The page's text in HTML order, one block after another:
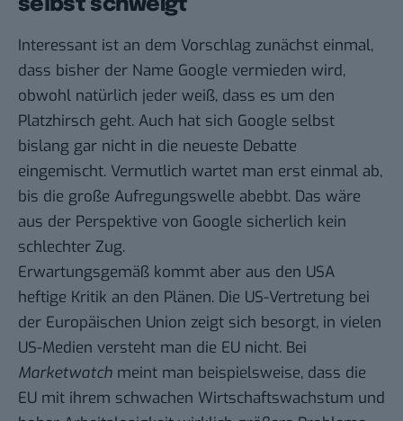
selbst schweigt
Interessant ist an dem Vorschlag zunächst einmal,
dass bisher der Name Google vermieden wird,
obwohl natürlich jeder weiß, dass es um den
Platzhirsch geht. Auch hat sich Google selbst
bislang gar nicht in die neueste Debatte
eingemischt. Vermutlich wartet man erst einmal ab,
bis die große Aufregungswelle abebbt. Das wäre
aus der Perspektive von Google sicherlich kein
schlechter Zug.
Erwartungsgemäß kommt aber aus den USA
heftige Kritik an den Plänen. Die US-Vertretung bei
der Europäischen Union zeigt sich besorgt, in vielen
US-Medien versteht man die EU nicht. Bei
Marketwatch meint man beispielsweise, dass die
EU mit ihrem schwachen Wirtschaftswachstum und